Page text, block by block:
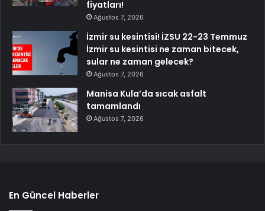
fiyatları!
Ağustos 7, 2026
İzmir su kesintisi! İZSU 22-23 Temmuz
İzmir su kesintisi ne zaman bitecek,
sular ne zaman gelecek?
Ağustos 7, 2026
Manisa Kula’da sıcak asfalt
tamamlandı
Ağustos 7, 2026
En Güncel Haberler